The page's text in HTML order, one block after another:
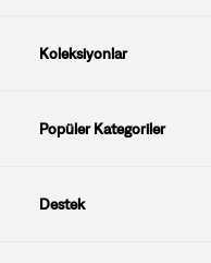
Koleksiyonlar
Popüler Kategoriler
Destek